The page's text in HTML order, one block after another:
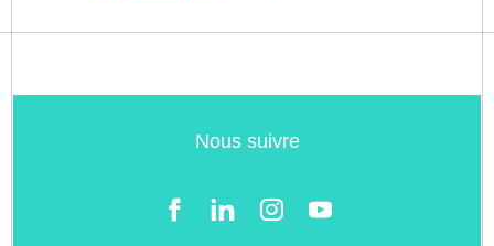
Nous suivre